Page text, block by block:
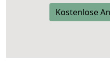
Kostenlose